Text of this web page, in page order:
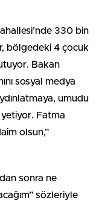
330 bin
bölgedeki 4 çocuk
Bakan
sosyal medya
umudu
Fatma
olsun,”
sonra ne
sözleriyle